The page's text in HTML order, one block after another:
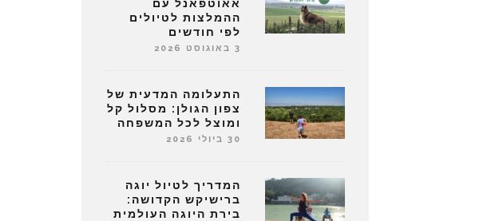
אאוטפאנל עם
ההמלצות לטיולים
לפי חודשים
3 באוגוסט 2026
התעלומה המדעית של
צפון הגולן: מסלול קל
ומוצל לכל המשפחה
30 ביולי 2026
המדריך לטיול יוגה
ברישיקש הקדושה:
בירת היוגה העולמית